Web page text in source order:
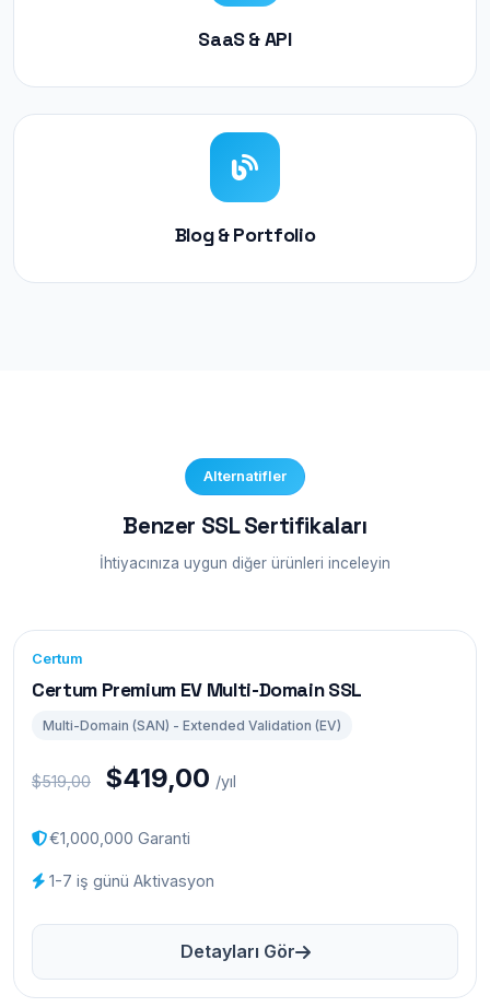
SaaS & API
Blog & Portfolio
Alternatifler
Benzer SSL Sertifikaları
İhtiyacınıza uygun diğer ürünleri inceleyin
Certum
Certum Premium EV Multi-Domain SSL
Multi-Domain (SAN) - Extended Validation (EV)
$519,00 $419,00 /yıl
€1,000,000 Garanti
1-7 iş günü Aktivasyon
Detayları Gör